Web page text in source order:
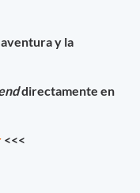
aventura y la
directamente en
<<<